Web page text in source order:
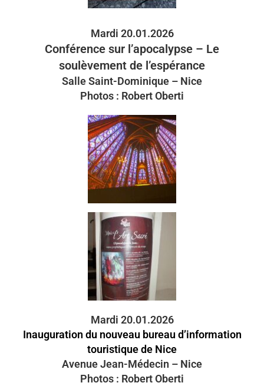
Mardi 20.01.2026
Conférence sur l’apocalypse – Le
soulèvement de l’espérance
Salle Saint-Dominique – Nice
Photos : Robert Oberti
Mardi 20.01.2026
Inauguration du nouveau bureau d’information
touristique de Nice
Avenue Jean-Médecin – Nice
Photos : Robert Oberti